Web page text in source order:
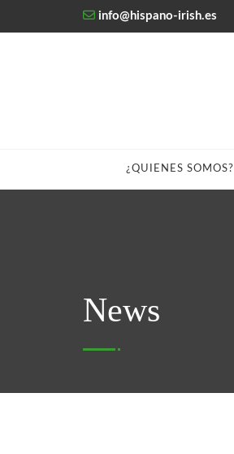
info@hispano-irish.es
¿QUIENES SOMOS?
News